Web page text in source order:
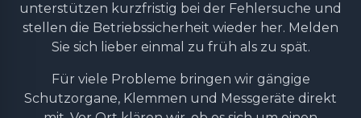
unterstützen kurzfristig bei der Fehlersuche und
stellen die Betriebssicherheit wieder her. Melden
Sie sich lieber einmal zu früh als zu spät.
Für viele Probleme bringen wir gängige
Schutzorgane, Klemmen und Messgeräte direkt